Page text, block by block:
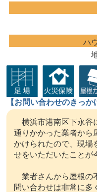
ハ
【お問い合わせのきっか
横浜市港南区下永谷
通りかかった業者から
かけられたので、現場
せをいただいたことが
業者さんから屋根の
問い合わせは非常に多